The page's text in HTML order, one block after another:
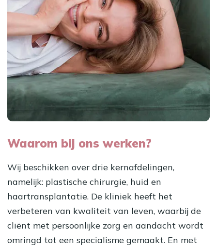
Waarom bij ons werken?
Wij beschikken over drie kernafdelingen,
namelijk: plastische chirurgie, huid en
haartransplantatie. De kliniek heeft het
verbeteren van kwaliteit van leven, waarbij de
cliënt met persoonlijke zorg en aandacht wordt
omringd tot een specialisme gemaakt. En met